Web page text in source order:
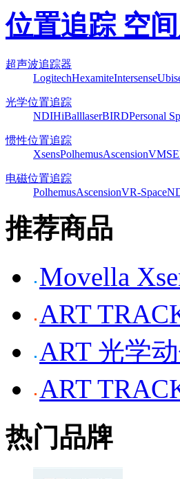
位置追踪 空
超声波追踪器
LogitechHexamiteIntersense
光学位置追踪
NDIHiBalllaserBIRDPersonal
惯性位置追踪
XsensPolhemusAscension
电磁位置追踪
PolhemusAscensionVR-Space
推荐商品
Movella
ART
ART 光学
ART
热门品牌